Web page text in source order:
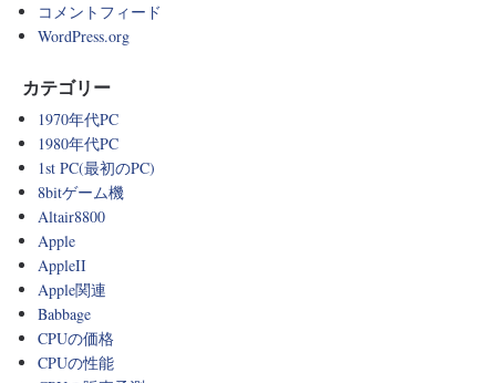
コメントフィード
WordPress.org
カテゴリー
1970年代PC
1980年代PC
1st PC(最初のPC)
8bitゲーム機
Altair8800
Apple
AppleII
Apple関連
Babbage
CPUの価格
CPUの性能